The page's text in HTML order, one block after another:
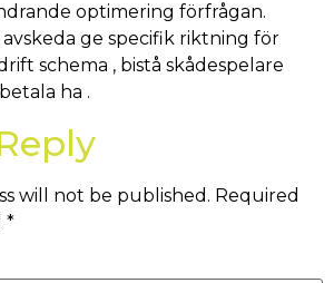
optimering förfrågan.
ge specifik riktning för
schema , bistå skådespelare
ha .
will not be published. Required
*